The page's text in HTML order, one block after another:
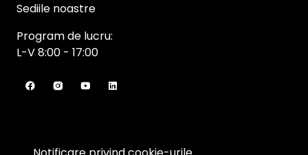
Sediile noastre
Program de lucru:
L-V 8:00 - 17:00